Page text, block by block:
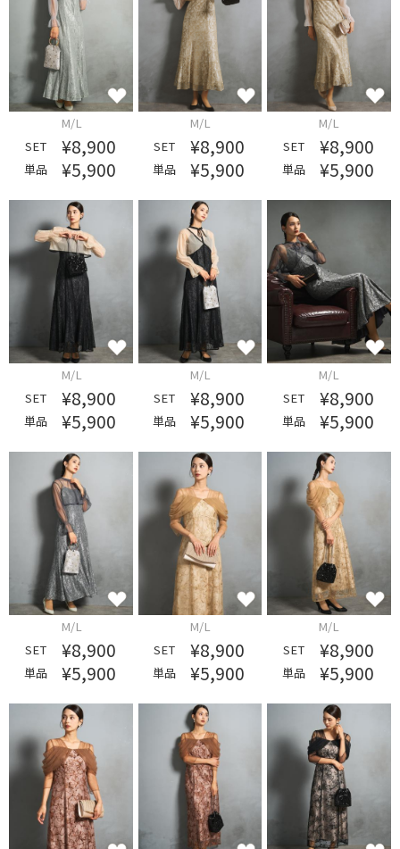
M/L
SET
¥8,900
単品 ¥5,900
M/L
SET
¥8,900
単品 ¥5,900
M/L
SET
¥8,900
単品 ¥5,900
M/L
SET
¥8,900
単品 ¥5,900
M/L
SET
¥8,900
単品 ¥5,900
M/L
SET
¥8,900
単品 ¥5,900
M/L
SET
¥8,900
単品 ¥5,900
M/L
SET
¥8,900
単品 ¥5,900
M/L
SET
¥8,900
単品 ¥5,900